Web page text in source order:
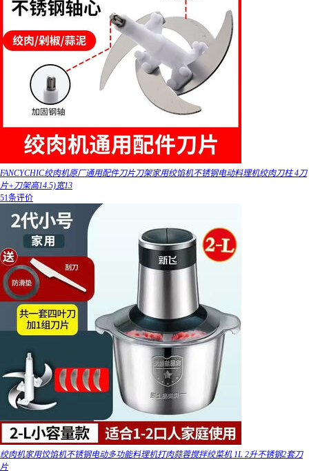
FANCYCHIC绞肉机原厂通用配件刀片刀架家用绞馅机不锈钢电动料理机绞肉刀柱 4刀
片+刀架高14.5)宽13
51条评价
绞肉机家用饺馅机不锈钢电动多功能料理机打肉蒜蓉搅拌绞菜机 1L 2升不锈钢2套刀
片